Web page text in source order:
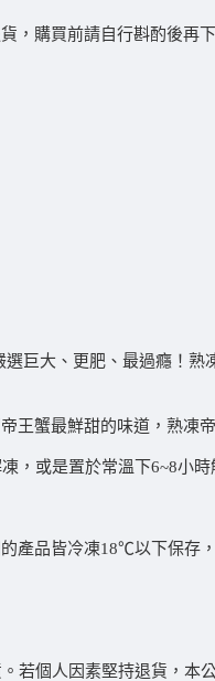
，購買前請自行斟酌後再
巨大、更肥、最過癮！
王蟹最鮮甜的味道，熟凍
，或是置於常溫下6~8小時
產品皆冷凍18℃以下保存
若個人因素堅持退貨，